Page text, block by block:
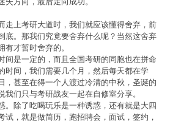
走上考研大道时，我们就应该懂得舍弃，前
底。那我们究竟要舍弃什么呢？当然这舍弃
才暂时舍弃的。
间是一定的，而且全国考研的同胞也在拼命
时间，我们需要几个月，然后每天都在学
，甚至在得一个人渡过冷清的中秋，圣诞的
们只与考研战友一起在自修室分享。
。除了吃喝玩乐是一种诱惑，还有就是大四
试，就是做简历，跑招聘会，面试，签约，